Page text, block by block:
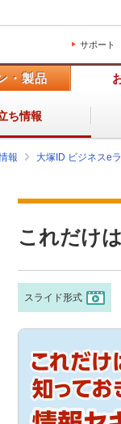
サポート
・製品
ち情報
報 大塚ID ビジネスe
これだけ
スライド形式